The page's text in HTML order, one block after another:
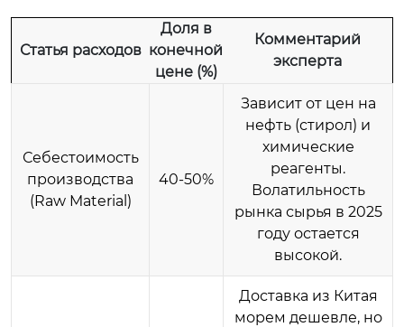
Статья расходов
Доля в
конечной
цене (%)
Комментарий
эксперта
Себестоимость
производства
(Raw Material)
40-50%
Зависит от цен на
нефть (стирол) и
химические
реагенты.
Волатильность
рынка сырья в 2025
году остается
высокой.
Доставка из Китая
морем дешевле, но